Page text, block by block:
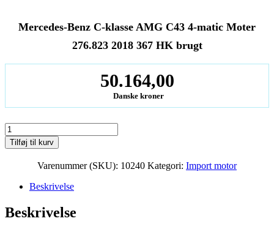
Mercedes-Benz C-klasse AMG C43 4-matic Moter
276.823 2018 367 HK brugt
50.164,00
Danske kroner
Mercedes-
Benz
C-
Moter
Tilføj til kurv
Varenummer (SKU): 10240 Kategori: Import motor
Beskrivelse
Beskrivelse